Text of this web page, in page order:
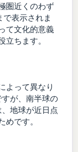
圏近くのわず
表示されま
て文化的意義
ちます。
よって異なり
が、南半球の
地球が近日点
です。